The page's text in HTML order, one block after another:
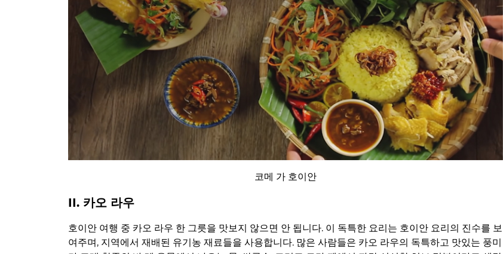
코메 가 호이안
II. 카오 라우
호이안 여행 중 카오 라우 한 그릇을 맛보지 않으면 안 됩니다. 이 독특한 요리는 호이안 요리의 진수를 보
여주며, 지역에서 재배된 유기농 재료들을 사용합니다. 많은 사람들은 카오 라우의 독특하고 맛있는 풍미